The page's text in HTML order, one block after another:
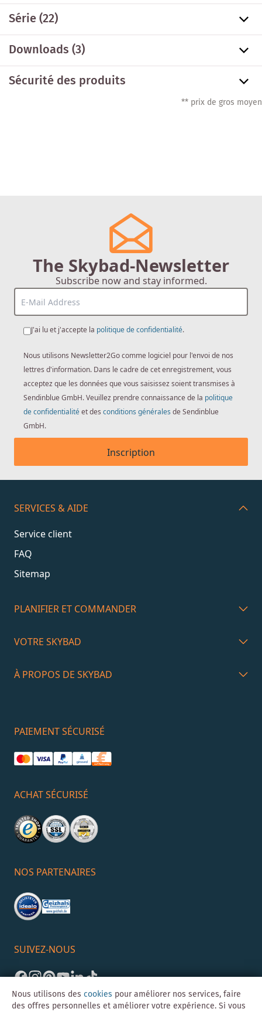
Série(22)
Downloads (3)
Sécurité des produits
** prix de gros moyen
The Skybad-Newsletter
Subscribe now and stay informed.
J'ai lu et j'accepte la politique de confidentialité.
Nous utilisons Newsletter2Go comme logiciel pour l'envoi de nos
lettres d'information. Dans le cadre de cet enregistrement, vous
acceptez que les données que vous saisissez soient transmises à
Sendinblue GmbH. Veuillez prendre connaissance de la politique
de confidentialitéet des conditions générales de Sendinblue
GmbH.
Inscription
SERVICES & AIDE
Service client
FAQ
Sitemap
PLANIFIER ET COMMANDER
VOTRE SKYBAD
À PROPOS DE SKYBAD
PAIEMENT SÉCURISÉ
ACHAT SÉCURISÉ
NOS PARTENAIRES
SUIVEZ-NOUS
Nous utilisons des cookies pour améliorer nos services, faire
des offres personnelles et améliorer votre expérience. Si vous